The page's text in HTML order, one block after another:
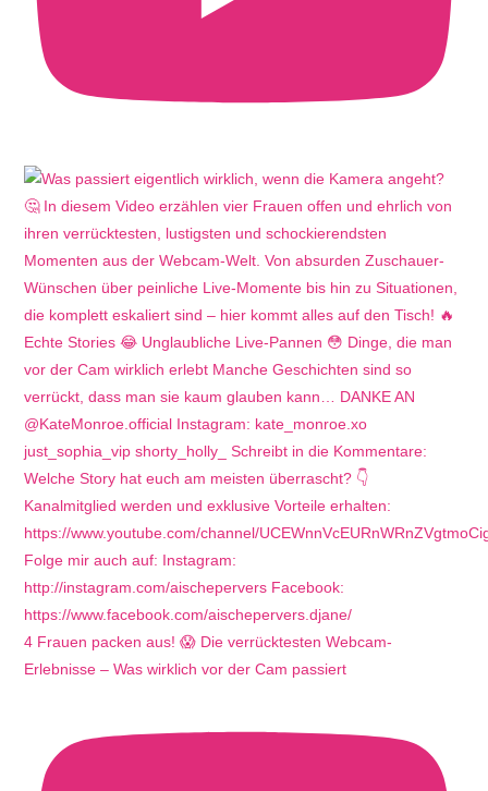
4 Frauen packen aus! 😱 Die verrücktesten Webcam-
Erlebnisse – Was wirklich vor der Cam passiert